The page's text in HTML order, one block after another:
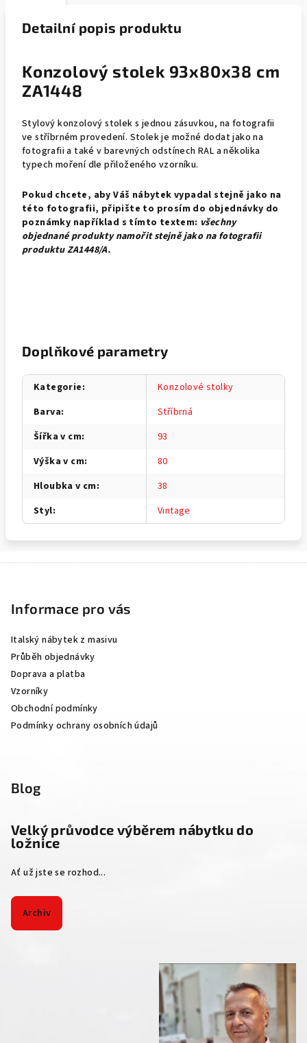
Detailní popis produktu
Konzolový stolek 93x80x38 cm
ZA1448
Stylový konzolový stolek s jednou zásuvkou, na fotografii
ve stříbrném provedení. Stolek je možné dodat jako na
fotografii a také v barevných odstínech RAL a několika
typech moření dle přiloženého vzorníku.
Pokud chcete, aby Váš nábytek vypadal stejně jako na
této fotografii, připište to prosím do objednávky do
poznámky například s tímto textem: všechny
objednané produkty namořit stejně jako na fotografii
produktuZA1448/A.
Doplňkové parametry
Kategorie:
Konzolové stolky
Barva:
Stříbrná
Šířka v cm:
93
Výška v cm:
80
Hloubka v cm:
38
Styl: Vintage
Informace pro vás
Italský nábytek z masivu
Průběh objednávky
Doprava a platba
Vzorníky
Obchodní podmínky
Podmínky ochrany osobních údajů
Blog
Velký průvodce výběrem nábytku do
ložnice
Ať už jste se rozhod...
Archiv